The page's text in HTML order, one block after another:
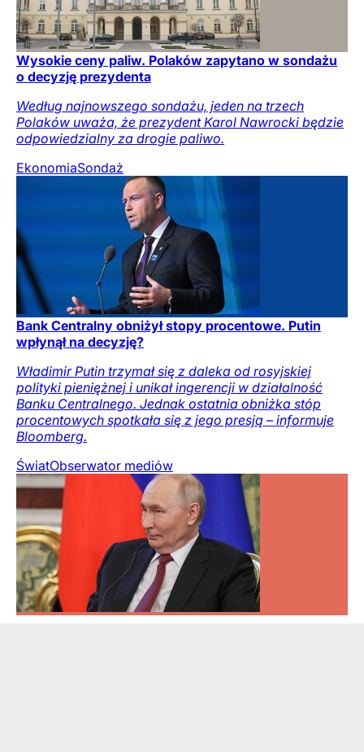
Wysokie ceny paliw. Polaków zapytano w sondażu
o decyzję prezydenta
Według najnowszego sondażu, jeden na trzech
Polaków uważa, że prezydent Karol Nawrocki będzie
odpowiedzialny za drogie paliwo.
EkonomiaSondaż
Bank Centralny obniżył stopy procentowe. Putin
wpłynął na decyzję?
Władimir Putin trzymał się z daleka od rosyjskiej
polityki pieniężnej i unikał ingerencji w działalność
Banku Centralnego. Jednak ostatnia obniżka stóp
procentowych spotkała się z jego presją – informuje
Bloomberg.
ŚwiatObserwator mediów